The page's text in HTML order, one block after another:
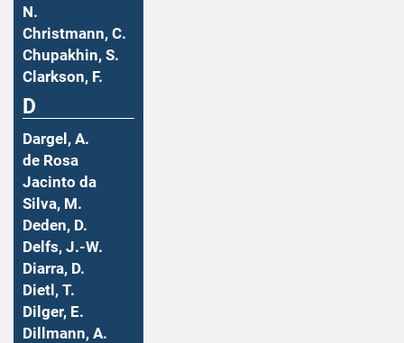
N.
Christmann, C.
Chupakhin, S.
Clarkson, F.
D
Dargel, A.
de Rosa
Jacinto da
Silva, M.
Deden, D.
Delfs, J.-W.
Diarra, D.
Dietl, T.
Dilger, E.
Dillmann, A.